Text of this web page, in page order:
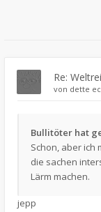
Re:
von dette
Bullitöter hat
Schon, aber ich
die sachen
Lärm machen.
jepp